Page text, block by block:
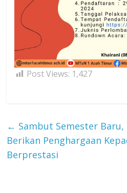
Post Views: 1,427
← Sambut Semester
Berikan Penghargaan
Berprestasi